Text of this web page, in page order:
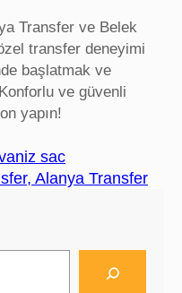
Transfer ve Belek
transfer deneyimi
başlatmak ve
ve güvenli
yapın!
sac
Alanya Transfer